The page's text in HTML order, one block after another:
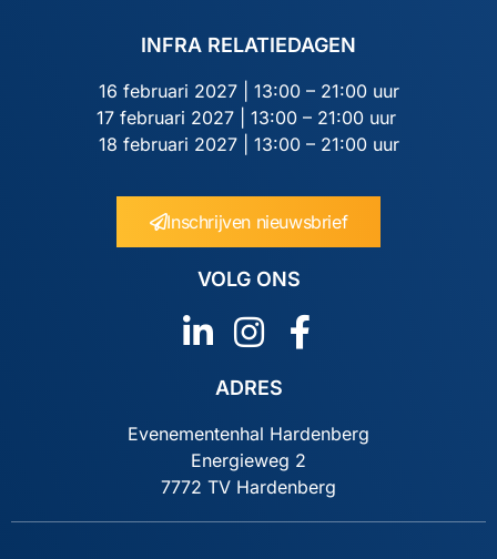
INFRA RELATIEDAGEN
16 februari 2027 | 13:00 – 21:00 uur
17 februari 2027 | 13:00 – 21:00 uur
18 februari 2027 | 13:00 – 21:00 uur
Inschrijven nieuwsbrief
VOLG ONS
ADRES
Evenementenhal Hardenberg
Energieweg 2
7772 TV Hardenberg